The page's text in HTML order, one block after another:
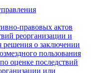
правовых актов
реорганизации и
решения о заключении
пользования
оценке последствий
или